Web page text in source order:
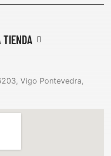
TIENDA
Vigo Pontevedra,